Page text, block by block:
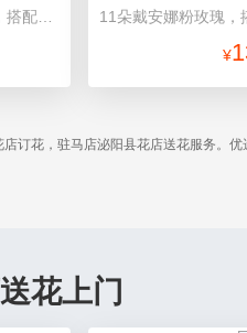
¥
订花，驻马店泌阳县花店送花服务。
花上门